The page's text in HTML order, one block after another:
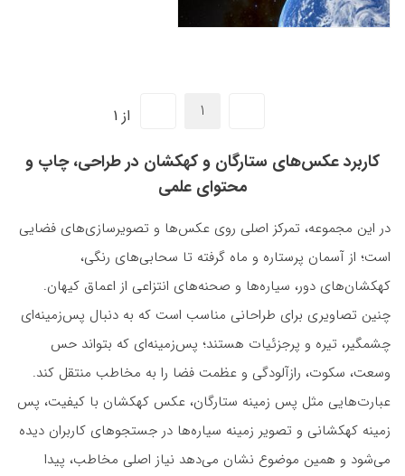
از 1
کاربرد عکس‌های ستارگان و کهکشان در طراحی، چاپ و
محتوای علمی
در این مجموعه، تمرکز اصلی روی عکس‌ها و تصویرسازی‌های فضایی
است؛ از آسمان پرستاره و ماه گرفته تا سحابی‌های رنگی،
کهکشان‌های دور، سیاره‌ها و صحنه‌های انتزاعی از اعماق کیهان.
چنین تصاویری برای طراحانی مناسب است که به دنبال پس‌زمینه‌ای
چشمگیر، تیره و پرجزئیات هستند؛ پس‌زمینه‌ای که بتواند حس
وسعت، سکوت، رازآلودگی و عظمت فضا را به مخاطب منتقل کند.
عبارت‌هایی مثل پس زمینه ستارگان، عکس کهکشان با کیفیت، پس
زمینه کهکشانی و تصویر زمینه سیاره‌ها در جستجوهای کاربران دیده
می‌شود و همین موضوع نشان می‌دهد نیاز اصلی مخاطب، پیدا